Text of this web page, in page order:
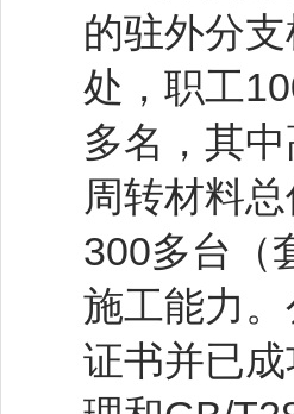
的驻外分
处，职工
多名，其
周转材料
300多台（
施工能力
证书并已